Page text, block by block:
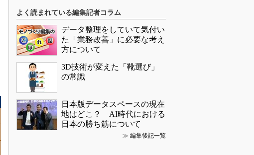
よく読まれている編集記者コラム
データ整理をしていて気付い
た「業務改善」に必要な考え
方について
3D技術が変えた「靴選び」
の常識
日本版データスペースの現在
地はどこ？ AI時代における
日本の勝ち筋について
≫ 編集後記一覧